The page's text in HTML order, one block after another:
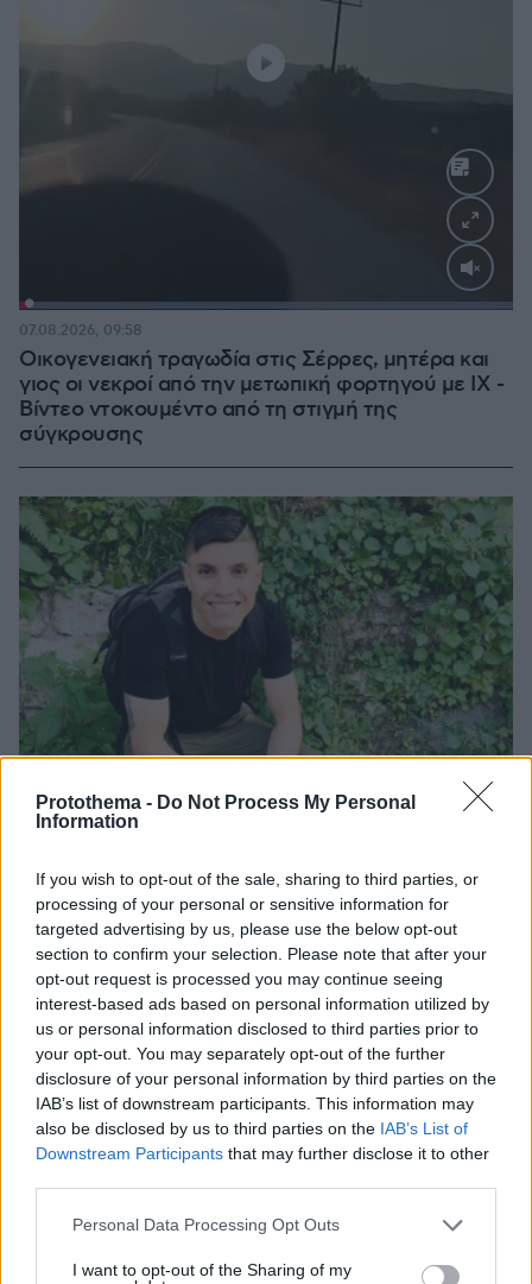
Protothema - Do Not Process My Personal
Information
If you wish to opt-out of the sale, sharing to third parties, or
processing of your personal or sensitive information for
targeted advertising by us, please use the below opt-out
section to confirm your selection. Please note that after your
opt-out request is processed you may continue seeing
interest-based ads based on personal information utilized by
us or personal information disclosed to third parties prior to
your opt-out. You may separately opt-out of the further
disclosure of your personal information by third parties on the
IAB’s list of downstream participants. This information may
also be disclosed by us to third parties on the IAB’s List of
Downstream Participants that may further disclose it to other
Please note that this website/app uses one or more Google
not limited to your visit or usage behaviour. You may click to
Personal Data Processing Opt Outs
I want to opt-out of the Sharing of my
Loaded:
Οικογενειακή τραγωδία στις Σέρρες, μητέρα και
γιος οι νεκροί από την μετωπική φορτηγού με ΙΧ -
Βίντεο ντοκουμέντο από τη στιγμή της
σύγκρουσης
07.08.2026, 09:58
«Δεν το πιστεύουμε», λένε οι Αμερικανοί που
υιοθέτησαν τον Αφγανό στη Λέσβο - Η αρχική
εκδοχή για το φονικό στην Κυψέλη και η σιωπή
στην απολογία
07.08.2026, 07:19